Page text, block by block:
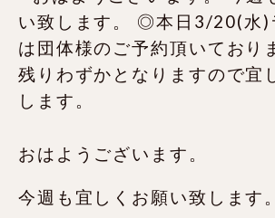
おはようございます。
今週も宜しくお願い致します。